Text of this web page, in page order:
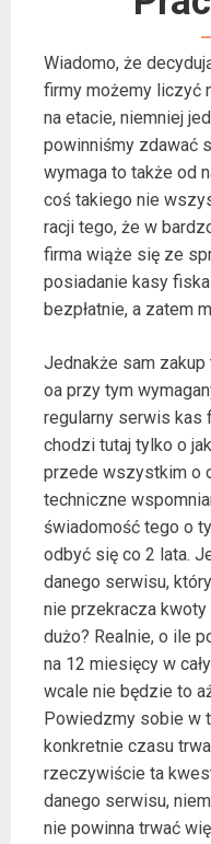
Wiadomo, że
firmy możemy liczyć
na etacie, niemniej
powinniśmy zdawać
wymaga to także od
coś takiego nie
racji tego, że w
firma wiąże się ze
posiadanie kasy
bezpłatnie, a zatem
Jednakże sam
oa przy tym
regularny serwis kas
chodzi tutaj tylko o
przede wszystkim o
techniczne
świadomość tego o
odbyć się co 2 lata.
danego serwisu,
nie przekracza kwoty
dużo? Realnie, o ile
na 12 miesięcy w
wcale nie będzie to
Powiedzmy sobie w
konkretnie czasu
rzeczywiście ta
danego serwisu,
nie powinna trwać